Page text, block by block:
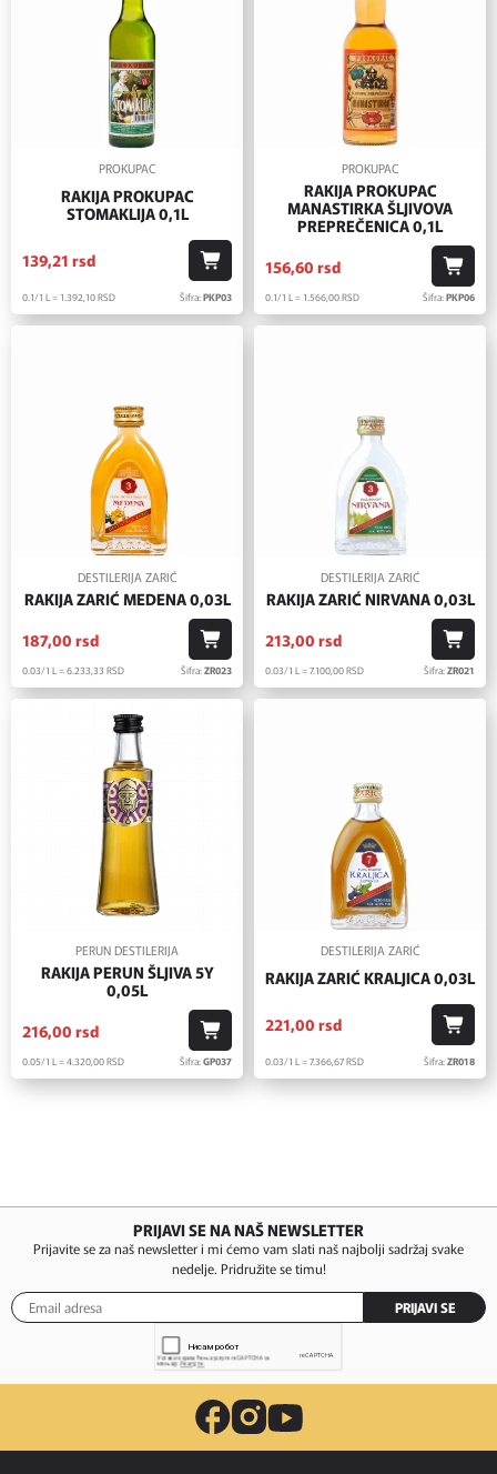
PROKUPAC
RAKIJA PROKUPAC
STOMAKLIJA 0,1L
139,21 rsd
0.1/1 L = 1.392,10RSD Šifra:PKP03
PROKUPAC
RAKIJA PROKUPAC
MANASTIRKA ŠLJIVOVA
PREPREČENICA 0,1L
156,60 rsd
0.1/1 L = 1.566,00RSD Šifra:PKP06
DESTILERIJA ZARIĆ
RAKIJA ZARIĆ MEDENA 0,03L
187,00 rsd
0.03/1 L = 6.233,33 RSD Šifra:ZR023
DESTILERIJA ZARIĆ
RAKIJA ZARIĆ NIRVANA 0,03L
213,00 rsd
0.03/1 L = 7.100,00RSD Šifra:ZR021
PERUN DESTILERIJA
RAKIJA PERUN ŠLJIVA 5Y
0,05L
216,00 rsd
0.05/1 L = 4.320,00RSD Šifra:GP037
DESTILERIJA ZARIĆ
RAKIJA ZARIĆ KRALJICA 0,03L
221,00 rsd
0.03/1 L = 7.366,67RSD Šifra:ZR018
PRIJAVI SE NA NAŠ NEWSLETTER
Prijavite se za naš newsletter i mi ćemo vam slati naš najbolji sadržaj svake
nedelje. Pridružite se timu!
PRIJAVI SE